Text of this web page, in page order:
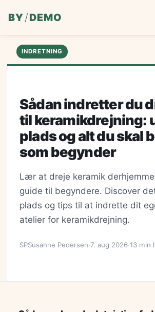
BY/DEMO
INDRETNING
Sådan indretter du
til keramikdrejning:
plads og alt du skal
som begynder
Lær at dreje keramik
guide til begyndere. Discover
plads og tips til at indrette dit
atelier for keramikdrejning.
SPSusanne Pedersen·7. aug 2026·13 min